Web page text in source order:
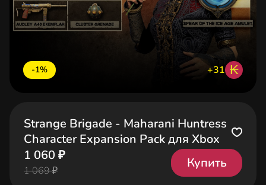
-1% +31 ₭
Strange Brigade - Maharani Huntress
Character Expansion Pack для Xbox
1 060 ₽
1 069 ₽
Купить